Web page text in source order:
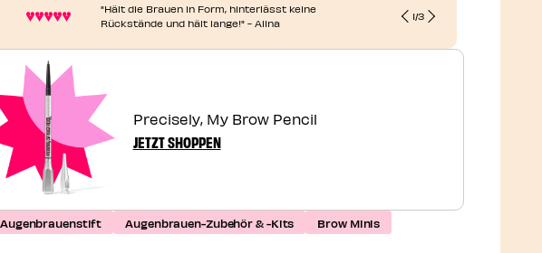
"Hält die Brauen in Form, hinterlässt keine
Rückstände und hält lange!" - Alina
1/3
Precisely, My Brow Pencil
JETZT SHOPPEN
Augenbrauenstift Augenbrauen-Zubehör & -Kits Brow Minis